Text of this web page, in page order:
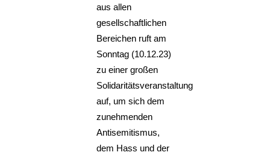
aus allen
gesellschaftlichen
Bereichen ruft am
Sonntag (10.12.23)
zu einer großen
Solidaritätsveranstaltung
auf, um sich dem
zunehmenden
Antisemitismus,
dem Hass und der